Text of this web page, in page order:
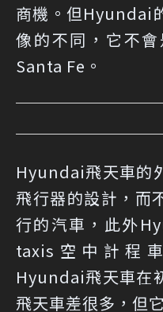
商機。但Hyundai
像的不同，它不
Santa Fe。
Hyundai飛天車的
飛行器的設計，而
行的汽車，此外
taxis空中計程
Hyundai飛天車在
飛天車差很多，但